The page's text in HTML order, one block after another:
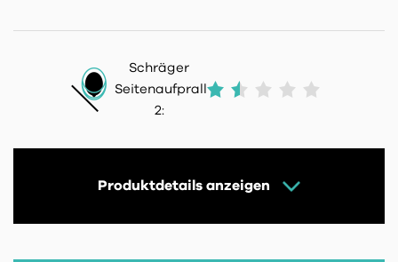
Schräger
Seitenaufprall
2:
Produktdetails anzeigen